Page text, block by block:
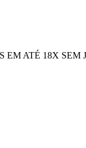
EM ATÉ 18X SEM